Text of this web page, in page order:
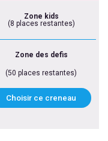
Zone kids
(8 places restantes)
Zone des defis
(50 places restantes)
Choisir ce creneau